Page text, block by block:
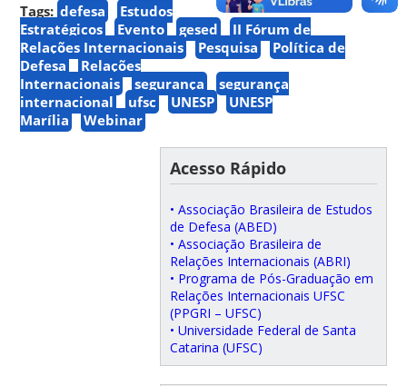
Tags: defesa
Estudos
Estratégicos
Evento gesed
II Fórum de
Relações Internacionais
Pesquisa
Política de
Defesa
Relações
Internacionais
segurança
segurança
internacional
ufsc UNESP
UNESP
Marília
Webinar
Acesso Rápido
• Associação Brasileira de Estudos
de Defesa (ABED)
• Associação Brasileira de
Relações Internacionais (ABRI)
• Programa de Pós-Graduação em
Relações Internacionais UFSC
(PPGRI – UFSC)
• Universidade Federal de Santa
Catarina (UFSC)